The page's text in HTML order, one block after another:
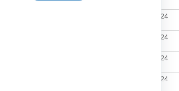
6.6.2024
6.6.2024
6.6.2024
6.6.2024